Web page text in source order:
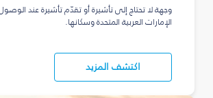
وجهة لا تحتاج إلى تأشيرة أو تقدّم تأشيرة عند
الإمارات العربية المتحدة وسكانها.
اكتشف المزيد